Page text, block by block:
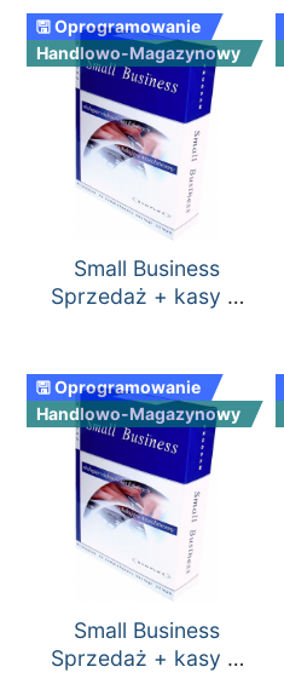
🖫 Oprogramowanie
Handlowo-Magazynowy
Small Business
Sprzedaż + kasy +
płace
🖫 Oprogramowanie
Handlowo-Magazynowy
Small Business
Sprzedaż + kasy +